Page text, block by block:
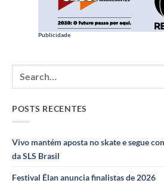
Publicidade
POSTS RECENTES
Vivo mantém aposta no skate e segue
da SLS Brasil
Festival Élan anuncia finalistas de 2026